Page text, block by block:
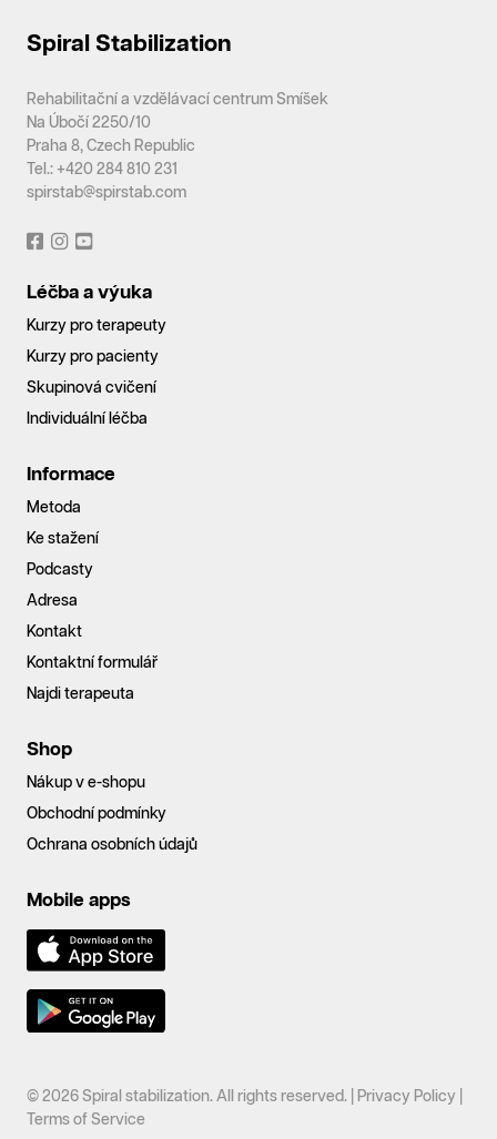
Spiral Stabilization
Rehabilitační a vzdělávací centrum Smíšek
Na Úbočí 2250/10
Praha 8, Czech Republic
Tel.: +420 284 810 231
spirstab@spirstab.com
Léčba a výuka
Kurzy pro terapeuty
Kurzy pro pacienty
Skupinová cvičení
Individuální léčba
Informace
Metoda
Ke stažení
Podcasty
Adresa
Kontakt
Kontaktní formulář
Najdi terapeuta
Shop
Nákup v e-shopu
Obchodní podmínky
Ochrana osobních údajů
Mobile apps
© 2026 Spiral stabilization. All rights reserved. | Privacy Policy
Terms of Service